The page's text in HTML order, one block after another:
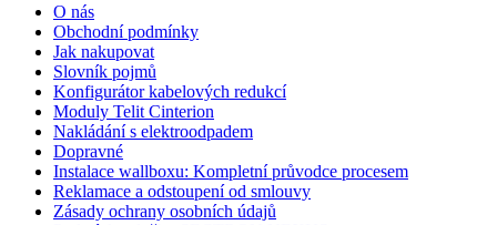
O nás
Obchodní podmínky
Jak nakupovat
Slovník pojmů
Konfigurátor kabelových redukcí
Moduly Telit Cinterion
Nakládání s elektroodpadem
Dopravné
Instalace wallboxu: Kompletní průvodce procesem
Reklamace a odstoupení od smlouvy
Zásady ochrany osobních údajů